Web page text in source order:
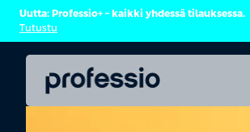
Uutta: Professio+ – kaikki yhdessä tilauksessa.
Tutustu